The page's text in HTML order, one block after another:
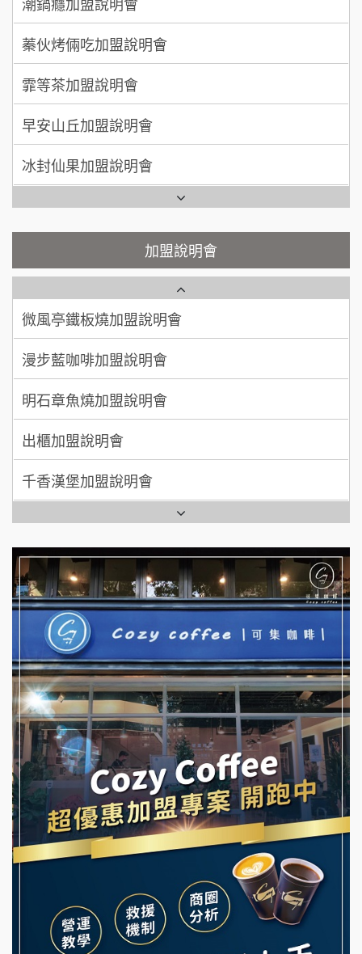
徐 先生/小姐 新北市
加盟預算
何 先生/小姐
加盟預算
呂 先生/小姐
加盟預算 200萬~400萬
顏 先生/小姐 台北市
廖 先生/小姐 高雄市
加盟預算
霏等茶加盟說明會
早安山丘加盟說明會
冰封仙果加盟說明會
Ramble Café 漫步藍咖啡加盟說明會
微風亭鐵板燒加盟說明會
【曉妍美妝】誠徵行政櫃檯
自助洗衣店誠徵代洗收送人員(台中市)
MUSHEN徵SPA美容芳療師
日十。早午食加盟說明會
拾鑶火鍋加盟說明會
全家加盟說明會
台灣G湯加盟說明會
彭富貴加盟說明會
NU PASTA義大利麵加盟說明會
潮鍋癮加盟說明會
蓁伙烤倆吃加盟說明會
霏等茶加盟說明會
早安山丘加盟說明會
冰封仙果加盟說明會
Ramble Café 漫步藍咖啡加盟說明會
微風亭鐵板燒加盟說明會
鮮茶道加盟說明會
加盟說明會
莫尼早餐Morni加盟說明會
手作功夫茶加盟說明會
SHARE TEA歇腳亭加盟說明會
潮味決-湯滷專門店加盟說明會
鮮茶道加盟說明會
微風亭鐵板燒加盟說明會
漫步藍咖啡加盟說明會
明石章魚燒加盟說明會
出櫃加盟說明會
千香漢堡加盟說明會
七盞茶加盟說明會
拉亞漢堡加盟說明會
杜芳子古味茶鋪加盟說明會
優握握×酸奶大獅加盟說明會
冬城門加盟說明會
拾鑶火鍋加盟說明會
阿性情趣無人販售所加盟明會
龍涎居好湯加盟說明會
舒油頭加盟說明會
韓金量加盟說明會
Mr.Wish加盟說明會